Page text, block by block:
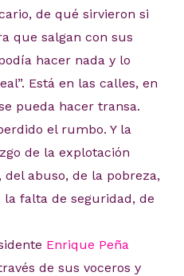
de qué sirvieron si
que salgan con sus
hacer nada y lo
Está en las calles, en
pueda hacer transa.
el rumbo. Y la
de la explotación
abuso, de la pobreza,
falta de seguridad, de
Enrique Peña
de sus voceros y